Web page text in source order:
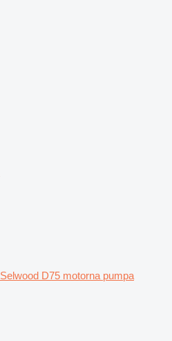
Selwood D75 motorna pumpa